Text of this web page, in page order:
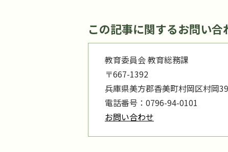
この記事に関するお問い合
教育委員会 教育総務課
〒667-1392
兵庫県美方郡香美町村岡区村岡
電話番号：0796-94-0101
お問い合わせ